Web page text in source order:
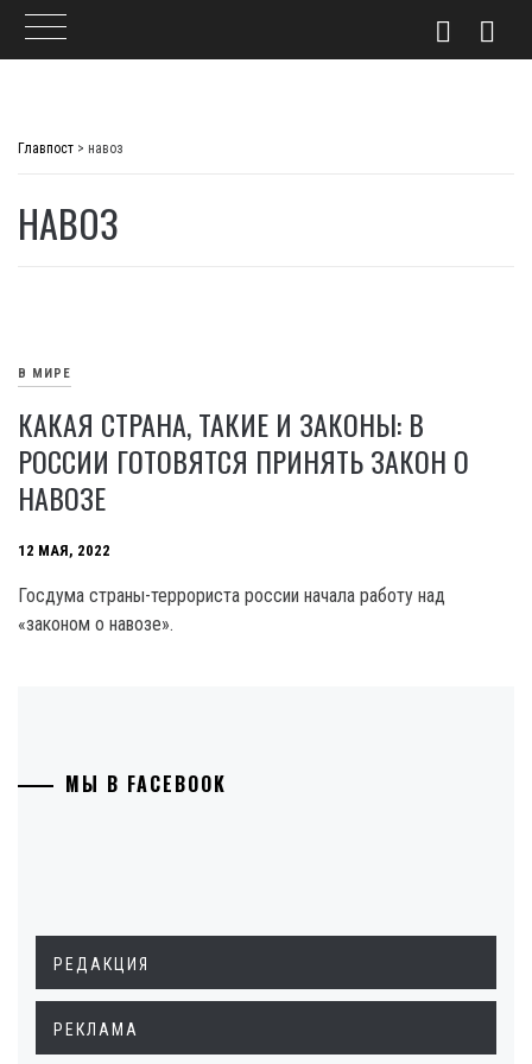
Главпост > навоз
НАВОЗ
В МИРЕ
КАКАЯ СТРАНА, ТАКИЕ И ЗАКОНЫ: В
РОССИИ ГОТОВЯТСЯ ПРИНЯТЬ ЗАКОН О
НАВОЗЕ
12 МАЯ, 2022
Госдума страны-террориста россии начала работу над
«законом о навозе».
МЫ В FACEBOOK
РЕДАКЦИЯ
РЕКЛАМА